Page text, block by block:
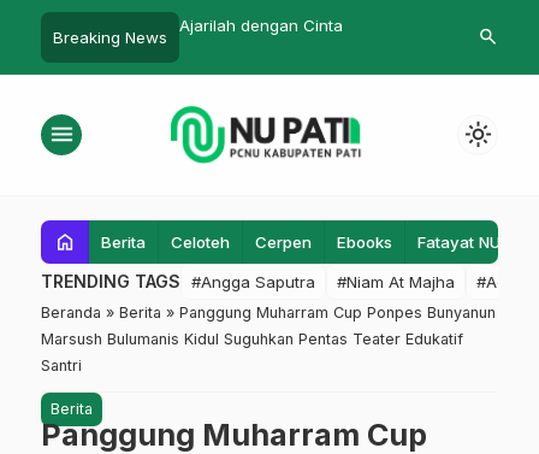
Breaking News
Ajarilah dengan Cinta
Kenang
search
menu light_mode
home Berita Celoteh Cerpen Ebooks Fatayat NU
TRENDING TAGS #Angga Saputra #Niam At Majha #Admin
Beranda » Berita » Panggung Muharram Cup Ponpes Bunyanun
Marsush Bulumanis Kidul Suguhkan Pentas Teater Edukatif
Santri
Berita
Panggung Muharram Cup